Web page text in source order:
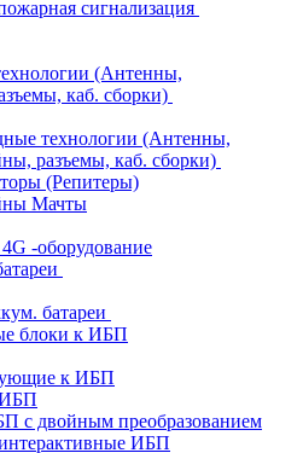
сигнализация
(Антенны,
каб. сборки)
технологии (Антенны,
разъемы, каб. сборки)
(Репитеры)
Мачты
-оборудование
батареи
блоки к ИБП
к ИБП
ИБП
с двойным преобразованием
ИБП